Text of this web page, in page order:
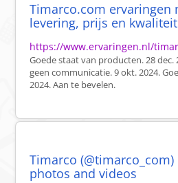
Timarco.com ervaringen
levering, prijs en kwaliteit
https://www.ervaringen.nl/
Goede staat van producten. 28 dec.
geen communicatie. 9 okt. 2024.
2024. Aan te bevelen.
Timarco (@timarco_com)
photos and videos